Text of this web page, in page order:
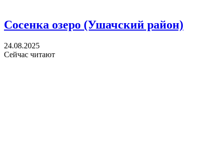
Сосенка озеро (Ушачский район)
24.08.2025
Сейчас читают